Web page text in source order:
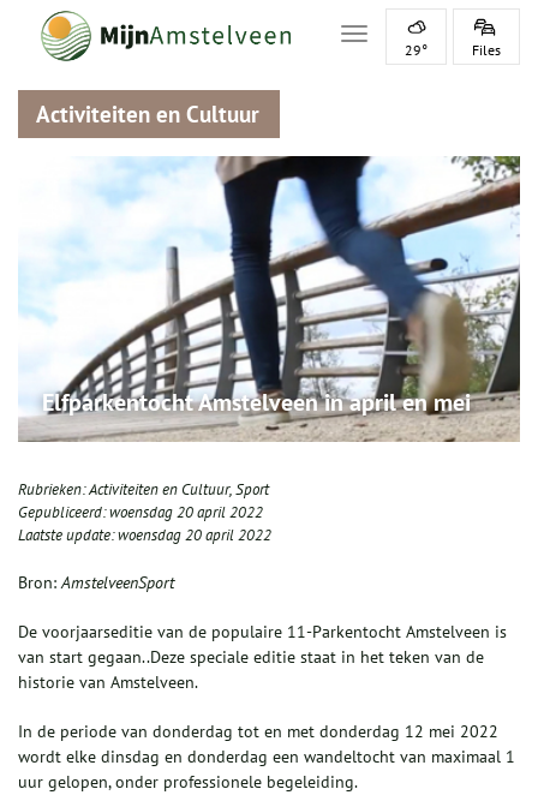
Toggle navigation
29° Files
Activiteiten en Cultuur
Elfparkentocht Amstelveen in april en mei
Rubrieken:Activiteiten en Cultuur,Sport
Gepubliceerd:woensdag 20 april 2022
Laatste update:woensdag 20 april 2022
Bron:AmstelveenSport
De voorjaarseditie van de populaire 11-Parkentocht Amstelveen is
van start gegaan..Deze speciale editie staat in het teken van de
historie van Amstelveen.
In de periode van donderdag tot en met donderdag 12 mei 2022
wordt elke dinsdag en donderdag een wandeltocht van maximaal 1
uur gelopen, onder professionele begeleiding.